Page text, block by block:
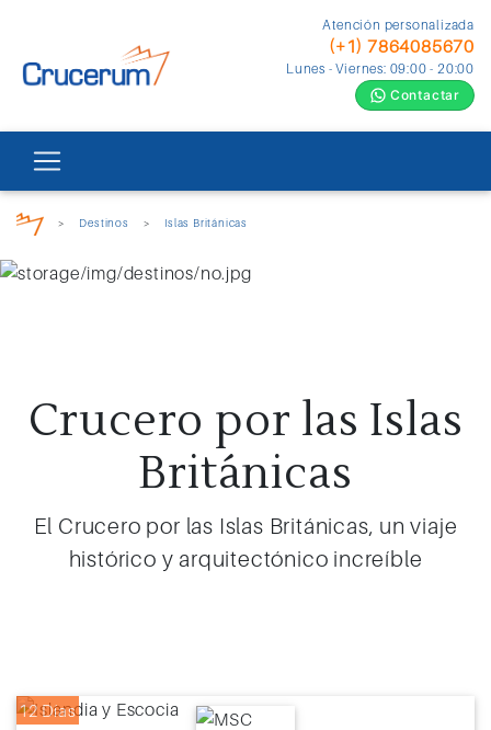
Atención personalizada
(+1) 7864085670
Lunes - Viernes: 09:00 - 20:00
Contactar
> Destinos > Islas Británicas
Crucero por las Islas
Británicas
El Crucero por las Islas Británicas, un viaje
histórico y arquitectónico increíble
12 Días